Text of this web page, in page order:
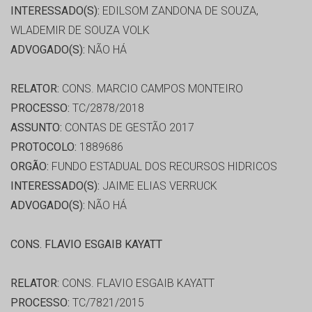
INTERESSADO(S): EDILSOM ZANDONA DE SOUZA,
WLADEMIR DE SOUZA VOLK
ADVOGADO(S): NÃO HÁ
RELATOR: CONS. MARCIO CAMPOS MONTEIRO
PROCESSO: TC/2878/2018
ASSUNTO: CONTAS DE GESTÃO 2017
PROTOCOLO: 1889686
ORGÃO: FUNDO ESTADUAL DOS RECURSOS HIDRICOS
INTERESSADO(S): JAIME ELIAS VERRUCK
ADVOGADO(S): NÃO HÁ
CONS. FLAVIO ESGAIB KAYATT
RELATOR: CONS. FLAVIO ESGAIB KAYATT
PROCESSO: TC/7821/2015